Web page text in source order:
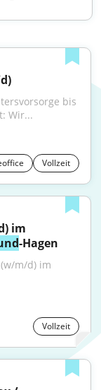
bis
Wir...
Vollzeit
im
-Hagen
⁠m⁠/⁠d) im
Vollzeit